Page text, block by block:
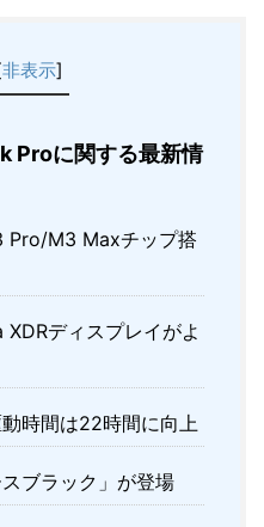
非表示]
Proに関する最新情
Pro/M3 Maxチップ搭
ディスプレイがよ
時間は22時間に向上
ブラック」が登場